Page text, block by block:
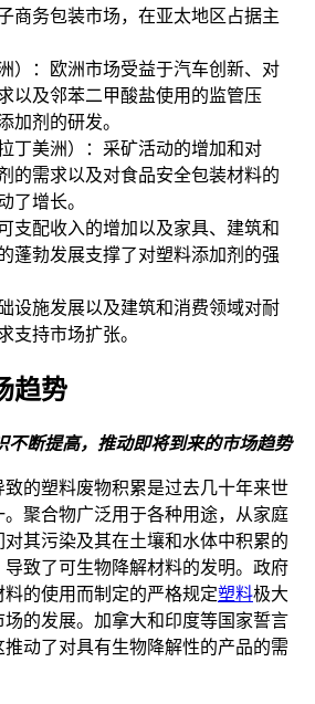
商务包装市场，在亚太地区占据主
）：欧洲市场受益于汽车创新、对
以及邻苯二甲酸盐使用的监管压
加剂的研发。
丁美洲）：采矿活动的增加和对
的需求以及对食品安全包装材料的
了增长。
支配收入的增加以及家具、建筑和
蓬勃发展支撑了对塑料添加剂的强
设施发展以及建筑和消费领域对耐
支持市场扩张。
趋势
不断提高，推动即将到来的市场趋势
的塑料废物积累是过去几十年来世
聚合物广泛用于各种用途，从家庭
其污染及其在土壤和水体中积累的
致了可生物降解材料的发明。政府
的使用而制定的严格规定塑料极大
的发展。加拿大和印度等国家誓言
动了对具有生物降解性的产品的需